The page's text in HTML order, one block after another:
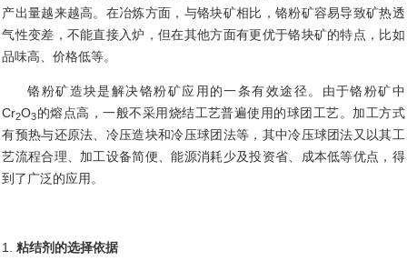
产出量越来越高。在冶炼方面，与铬块矿相比，铬粉矿容易导致矿热透
气性变差，不能直接入炉，但在其他方面有更优于铬块矿的特点，比如
品味高、价格低等。
铬粉矿造块是解决铬粉矿应用的一条有效途径。由于铬粉矿中
Cr2O3的熔点高，一般不采用烧结工艺普遍使用的球团工艺。加工方式
有预热与还原法、冷压造块和冷压球团法等，其中冷压球团法又以其工
艺流程合理、加工设备简便、能源消耗少及投资省、成本低等优点，得
到了广泛的应用。
1.粘结剂的选择依据